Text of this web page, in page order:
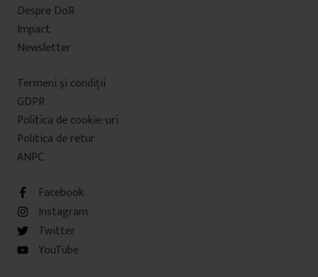
Despre DoR
Impact
Newsletter
Termeni şi condiţii
GDPR
Politica de cookie-uri
Politica de retur
ANPC
Facebook
Instagram
Twitter
YouTube